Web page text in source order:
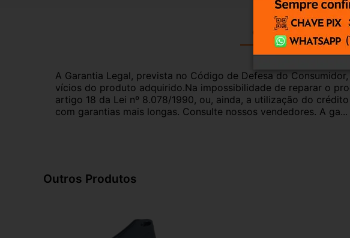
Garantia
A Garantia Legal, prevista no Código de Defesa do
vícios do produto adquirido.Na impossibilidade de reparar o
artigo 18 da Lei nº 8.078/1990, ou, ainda, a utilização do
com garantias mais longas. Consulte nossos vendedores. A ga...
Outros Produtos